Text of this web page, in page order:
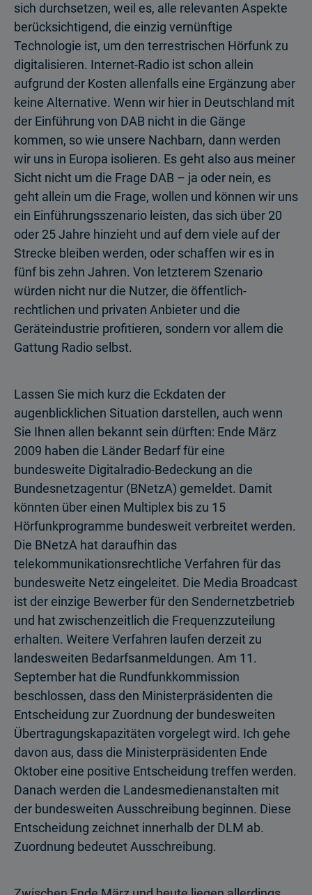
sich durchsetzen, weil es, alle relevanten Aspekte
berücksichtigend, die einzig vernünftige
Technologie ist, um den terrestrischen Hörfunk zu
digitalisieren. Internet-Radio ist schon allein
aufgrund der Kosten allenfalls eine Ergänzung aber
keine Alternative. Wenn wir hier in Deutschland mit
der Einführung von DAB nicht in die Gänge
kommen, so wie unsere Nachbarn, dann werden
wir uns in Europa isolieren. Es geht also aus meiner
Sicht nicht um die Frage DAB – ja oder nein, es
geht allein um die Frage, wollen und können wir uns
ein Einführungsszenario leisten, das sich über 20
oder 25 Jahre hinzieht und auf dem viele auf der
Strecke bleiben werden, oder schaffen wir es in
fünf bis zehn Jahren. Von letzterem Szenario
würden nicht nur die Nutzer, die öffentlich-
rechtlichen und privaten Anbieter und die
Geräteindustrie profitieren, sondern vor allem die
Gattung Radio selbst.
Lassen Sie mich kurz die Eckdaten der
augenblicklichen Situation darstellen, auch wenn
Sie Ihnen allen bekannt sein dürften: Ende März
2009 haben die Länder Bedarf für eine
bundesweite Digitalradio-Bedeckung an die
Bundesnetzagentur (BNetzA) gemeldet. Damit
könnten über einen Multiplex bis zu 15
Hörfunkprogramme bundesweit verbreitet werden.
Die BNetzA hat daraufhin das
telekommunikationsrechtliche Verfahren für das
bundesweite Netz eingeleitet. Die Media Broadcast
ist der einzige Bewerber für den Sendernetzbetrieb
und hat zwischenzeitlich die Frequenzzuteilung
erhalten. Weitere Verfahren laufen derzeit zu
landesweiten Bedarfsanmeldungen. Am 11.
September hat die Rundfunkkommission
beschlossen, dass den Ministerpräsidenten die
Entscheidung zur Zuordnung der bundesweiten
Übertragungskapazitäten vorgelegt wird. Ich gehe
davon aus, dass die Ministerpräsidenten Ende
Oktober eine positive Entscheidung treffen werden.
Danach werden die Landesmedienanstalten mit
der bundesweiten Ausschreibung beginnen. Diese
Entscheidung zeichnet innerhalb der DLM ab.
Zuordnung bedeutet Ausschreibung.